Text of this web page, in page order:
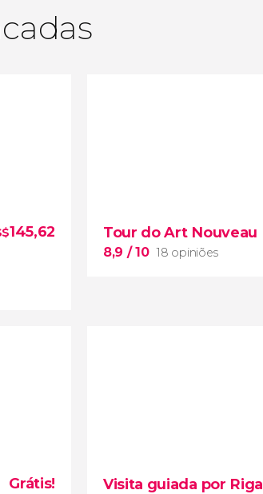
145,62 Tour do Art Nouveau
8,9 / 10 18 opiniões
Grátis! Visita guiada por Riga